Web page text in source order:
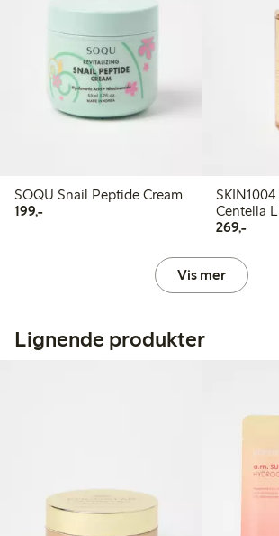
SOQU Snail Peptide Cream
199,-199,00 kr
Centella
269,-
Vis mer
Lignende produkter